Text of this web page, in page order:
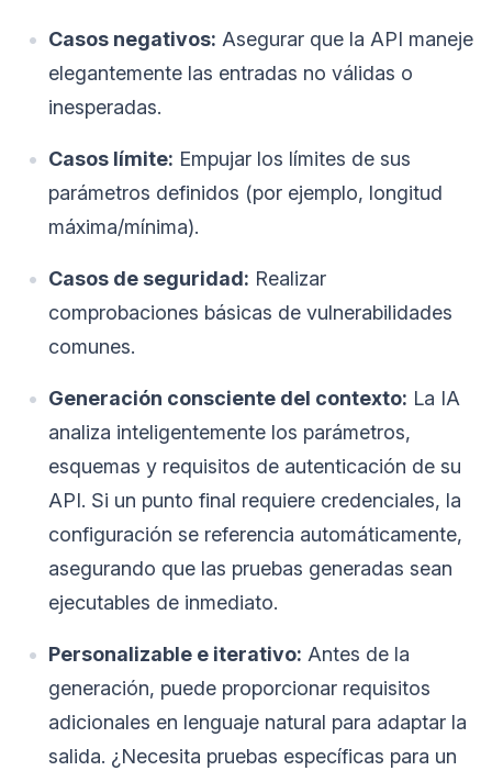
Casos negativos: Asegurar que la API maneje
elegantemente las entradas no válidas o
inesperadas.
Casos límite: Empujar los límites de sus
parámetros definidos (por ejemplo, longitud
máxima/mínima).
Casos de seguridad: Realizar
comprobaciones básicas de vulnerabilidades
comunes.
Generación consciente del contexto: La IA
analiza inteligentemente los parámetros,
esquemas y requisitos de autenticación de su
API. Si un punto final requiere credenciales, la
configuración se referencia automáticamente,
asegurando que las pruebas generadas sean
ejecutables de inmediato.
Personalizable e iterativo: Antes de la
generación, puede proporcionar requisitos
adicionales en lenguaje natural para adaptar la
salida. ¿Necesita pruebas específicas para un